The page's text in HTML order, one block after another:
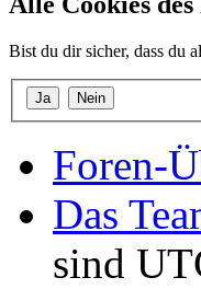
Bist du dir sicher, dass du
Foren-
Das
sind